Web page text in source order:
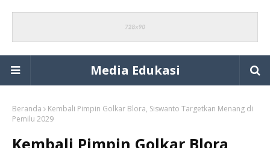
Media Edukasi
Beranda
Kembali Pimpin Golkar Blora, Siswanto Targetkan Menang di
Pemilu 2029